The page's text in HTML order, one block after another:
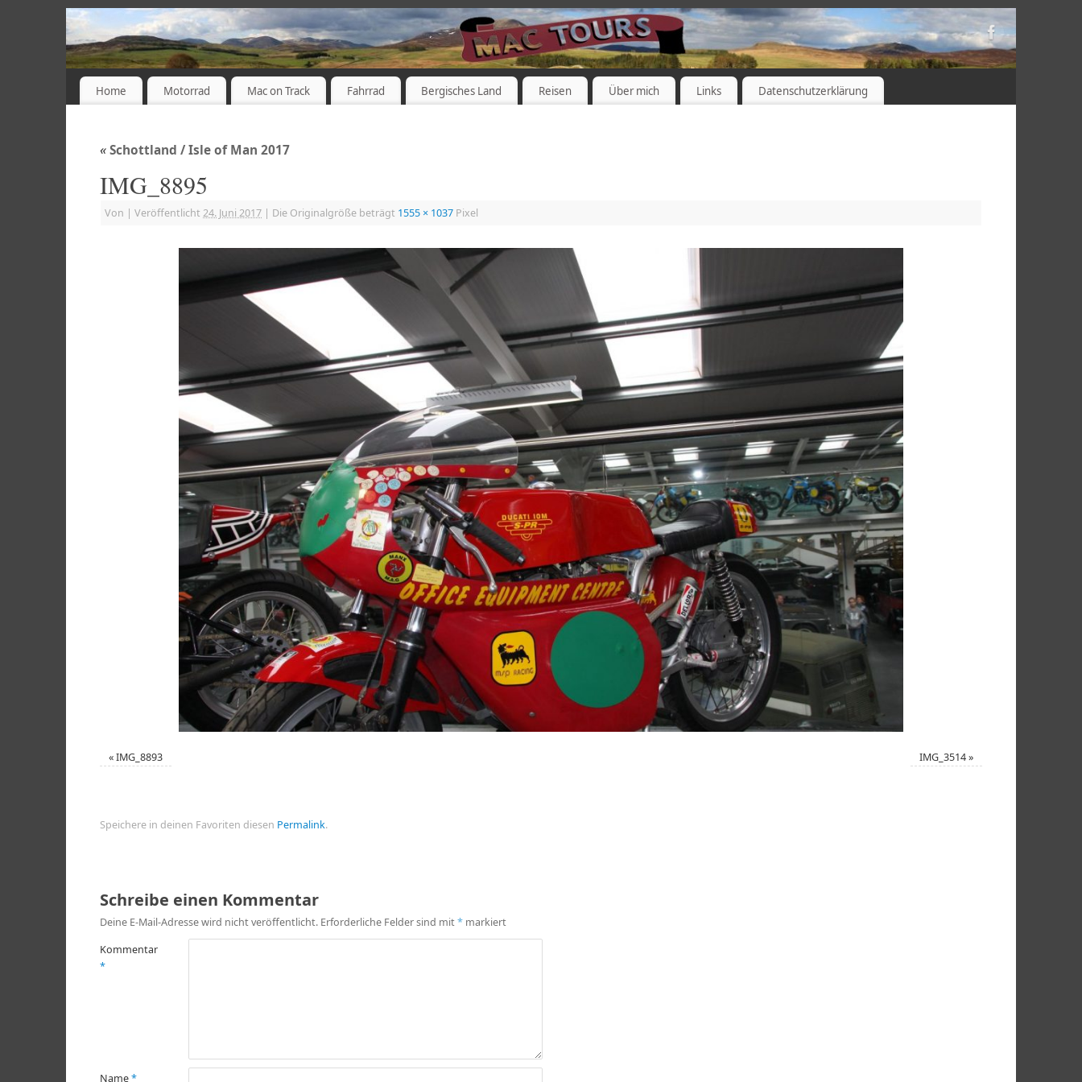
Home Motorrad Mac on Track Fahrrad Bergisches Land Reisen Über mich Links Datenschutzerklärung
«Schottland / Isle of Man 2017
IMG_8895
Von | Veröffentlicht 24. Juni 2017 | Die Originalgröße beträgt 1555 × 1037 Pixel
«IMG_8893 IMG_3514»
Speichere in deinen Favoriten diesen Permalink.
Schreibe einen Kommentar
Deine E-Mail-Adresse wird nicht veröffentlicht. Erforderliche Felder sind mit* markiert
Kommentar
*
Name*